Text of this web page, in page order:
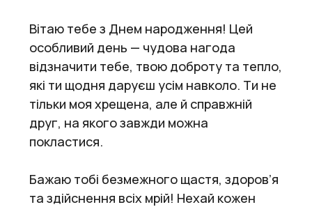
Вітаю тебе з Днем народження! Цей
особливий день — чудова нагода
відзначити тебе, твою доброту та тепло,
які ти щодня даруєш усім навколо. Ти не
тільки моя хрещена, але й справжній
друг, на якого завжди можна
покластися.
Бажаю тобі безмежного щастя, здоров’я
та здійснення всіх мрій! Нехай кожен